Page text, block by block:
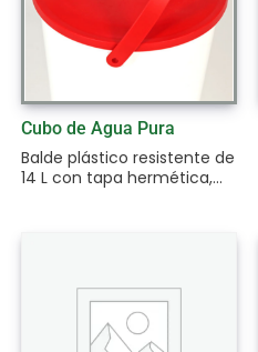
Cubo de Agua Pura
Balde plástico resistente de
14 L con tapa hermética,...